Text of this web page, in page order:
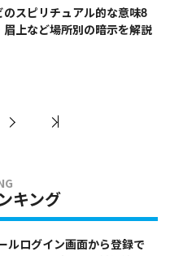
のスピリチュアル的な意味8
眉上など場所別の暗示を解説
キング
ルログイン画面から登録で